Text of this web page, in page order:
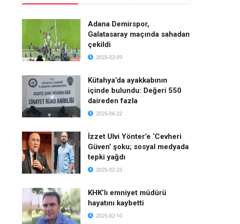
Adana Demirspor,
Galatasaray maçında sahadan
çekildi
2025-02-09
Kütahya’da ayakkabının
içinde bulundu: Değeri 550
daireden fazla
2025-06-22
İzzet Ulvi Yönter’e ‘Cevheri
Güven’ şoku; sosyal medyada
tepki yağdı
2025-02-23
KHK’lı emniyet müdürü
hayatını kaybetti
2025-02-10